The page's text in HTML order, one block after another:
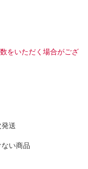
をいただく場合がござ
送
い商品